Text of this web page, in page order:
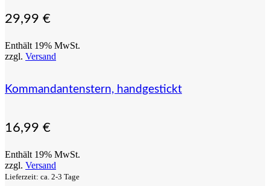
29,99 €
Enthält 19% MwSt.
zzgl. Versand
Kommandantenstern, handgestickt
16,99 €
Enthält 19% MwSt.
zzgl. Versand
Lieferzeit: ca. 2-3 Tage